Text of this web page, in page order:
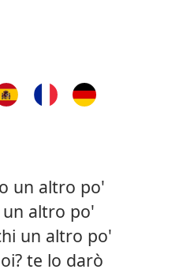
un altro po'
un altro po'
un altro po'
te lo darò